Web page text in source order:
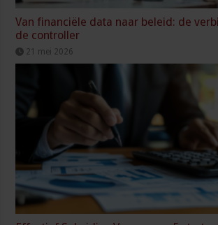
Van financiële data naar beleid: de
de controller
21 mei 2026